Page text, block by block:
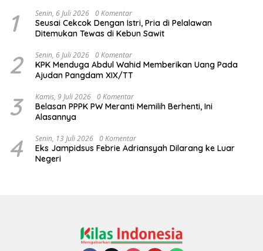
1 Senin, 6 Juli 2026 0 Komentar
Seusai Cekcok Dengan Istri, Pria di Pelalawan
Ditemukan Tewas di Kebun Sawit
2 Senin, 6 Juli 2026 0 Komentar
KPK Menduga Abdul Wahid Memberikan Uang Pada
Ajudan Pangdam XIX/TT
3 Kamis, 9 Juli 2026 0 Komentar
Belasan PPPK PW Meranti Memilih Berhenti, Ini
Alasannya
4 Senin, 13 Juli 2026 0 Komentar
Eks Jampidsus Febrie Adriansyah Dilarang ke Luar
Negeri